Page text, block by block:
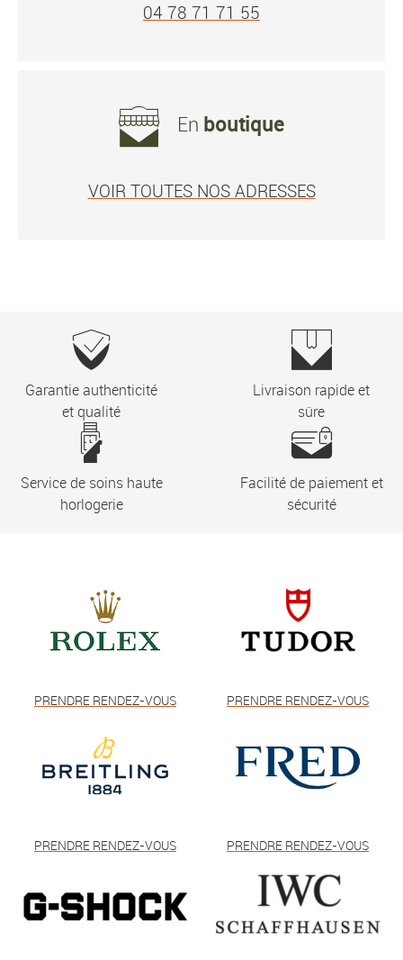
04 78 71 71 55
En boutique
VOIR TOUTES NOS ADRESSES
Garantie authenticité
et qualité
Livraison rapide et
sûre
Service de soins haute
horlogerie
Facilité de paiement et
sécurité
PRENDRE RENDEZ-VOUS PRENDRE RENDEZ-VOUS
PRENDRE RENDEZ-VOUS PRENDRE RENDEZ-VOUS